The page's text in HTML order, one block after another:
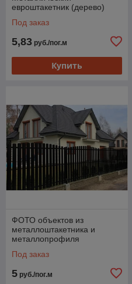
Оградка для
Обозначит границы
преградой для
Закажите заборы и
и зарубежных
участку
евроштакетник (дерево)
Под заказ
5,83 руб./пог.м
Купить
ФОТО объектов из
металлоштакетника и
металлопрофиля
Под заказ
5 руб./пог.м